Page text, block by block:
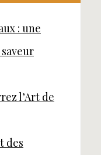
: une
l’Art de
des